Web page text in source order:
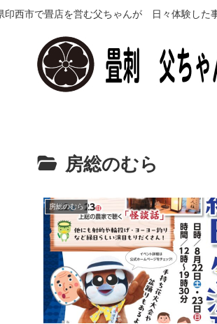
印西市で畳店を営む父ちゃんが 日々体験した
房総のむら
房総のむら